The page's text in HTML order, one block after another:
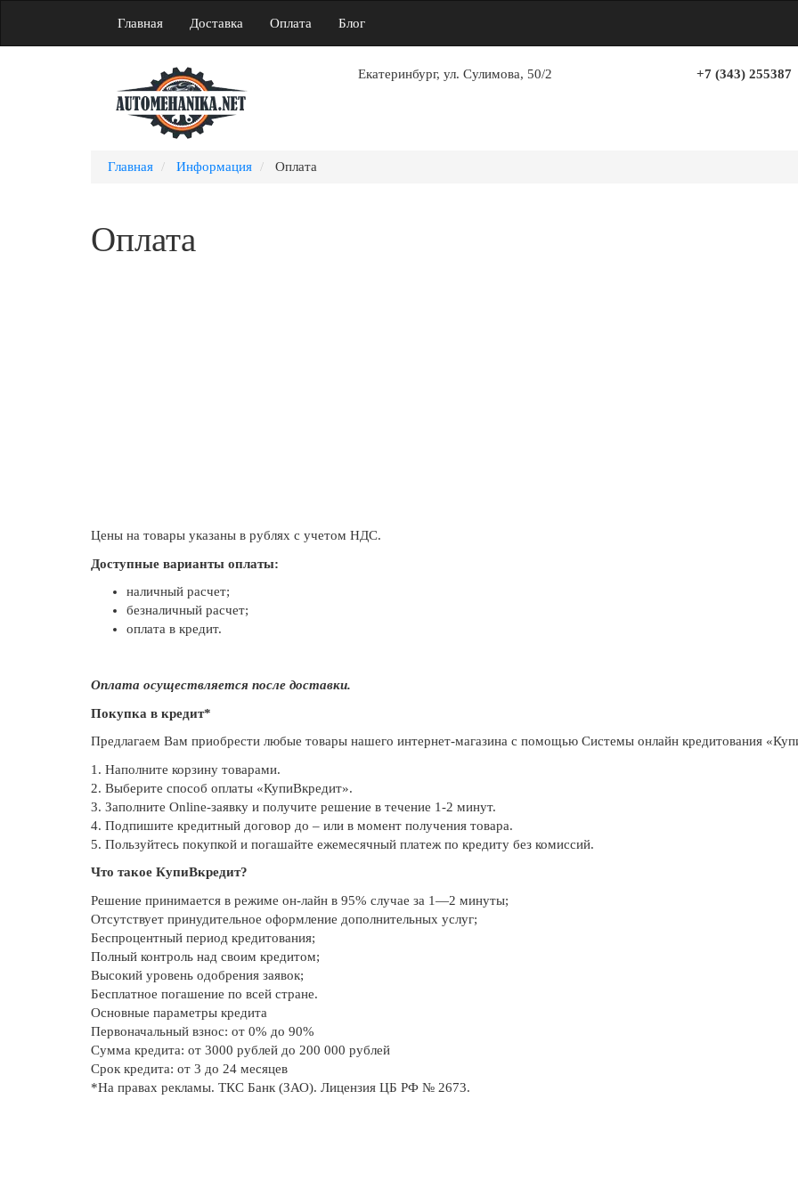
Главная Доставка Оплата Блог
Екатеринбург, ул. Сулимова, 50/2 +7 (343) 255387
Главная Информация Оплата
Оплата
Цены на товары указаны в рублях с учетом НДС.
Доступные варианты оплаты:
наличный расчет;
безналичный расчет;
оплата в кредит.
Оплата осуществляется после доставки.
Покупка в кредит*
Предлагаем Вам приобрести любые товары нашего интернет-магазина с помощью Системы онлайн кредитования
1. Наполните корзину товарами.
2. Выберите способ оплаты «КупиВкредит».
3. Заполните Online-заявку и получите решение в течение 1-2 минут.
4. Подпишите кредитный договор до – или в момент получения товара.
5. Пользуйтесь покупкой и погашайте ежемесячный платеж по кредиту без комиссий.
Что такое КупиВкредит?
Решение принимается в режиме он-лайн в 95% случае за 1—2 минуты;
Отсутствует принудительное оформление дополнительных услуг;
Беспроцентный период кредитования;
Полный контроль над своим кредитом;
Высокий уровень одобрения заявок;
Бесплатное погашение по всей стране.
Основные параметры кредита
Первоначальный взнос: от 0% до 90%
Сумма кредита: от 3000 рублей до 200 000 рублей
Срок кредита: от 3 до 24 месяцев
*На правах рекламы. ТКС Банк (ЗАО). Лицензия ЦБ РФ № 2673.